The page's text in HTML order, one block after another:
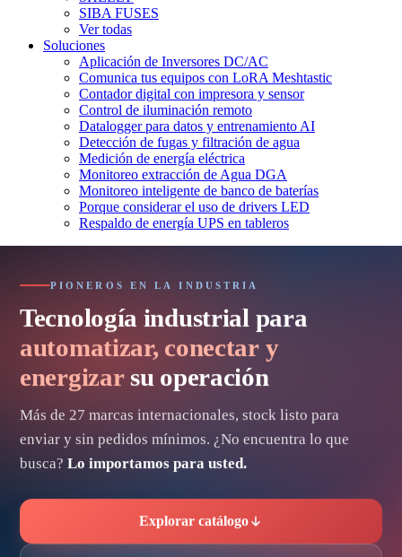
SIBA FUSES
Ver todas
Soluciones
Aplicación de Inversores DC/AC
Comunica tus equipos con LoRA Meshtastic
Contador digital con impresora y sensor
Control de iluminación remoto
Datalogger para datos y entrenamiento AI
Detección de fugas y filtración de agua
Medición de energía eléctrica
Monitoreo extracción de Agua DGA
Monitoreo inteligente de banco de baterías
Porque considerar el uso de drivers LED
Respaldo de energía UPS en tableros
PIONER O S E N L A I N D U S TRI A
Tecnología industrial para
automatizar, conectar y
energizar su operación
Más de 27 marcas internacionales, stock listo para
enviar y sin pedidos mínimos. ¿No encuentra lo que
busca? Lo importamos para usted.
Explorar catálogo